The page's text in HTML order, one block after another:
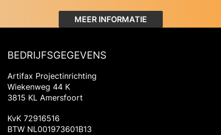
MEER INFORMATIE
BEDRIJFSGEGEVENS
Artifax Projectinrichting
Wiekenweg 44 K
3815 KL Amersfoort
KvK 72916516
BTW NL001973601B13